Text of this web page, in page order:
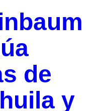
de
y